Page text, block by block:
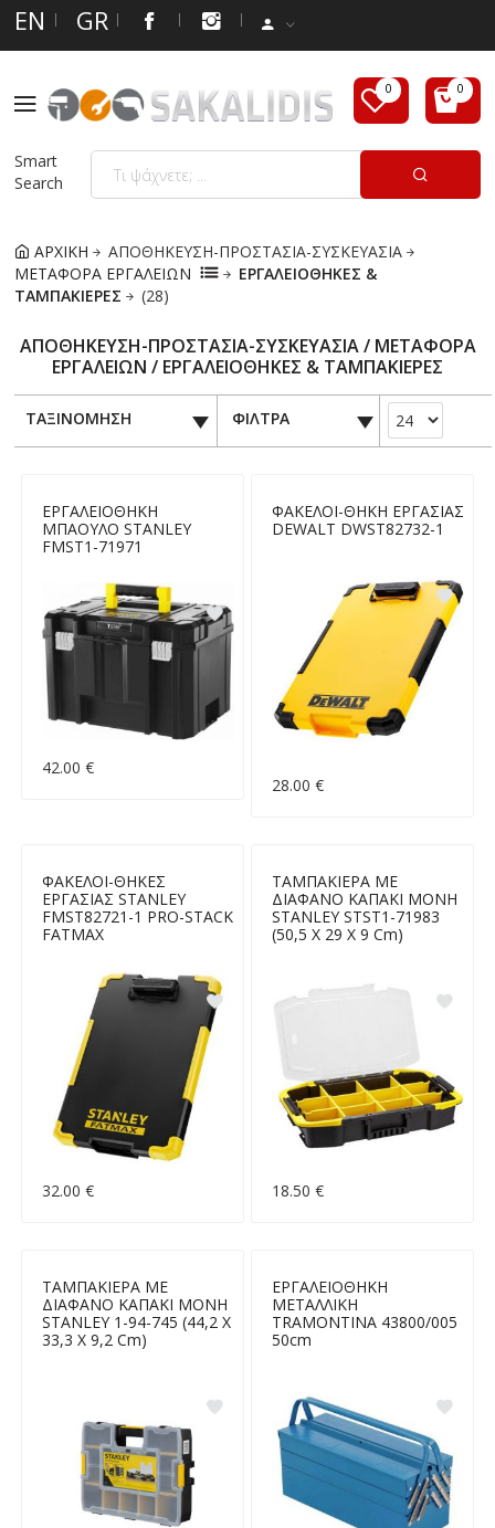
EN GR
Smart
Search
ΑΡΧΙΚΗ
ΑΠΟΘΗΚΕΥΣΗ-ΠΡΟΣΤΑΣΙΑ-ΣΥΣΚΕΥΑΣΙΑ
ΜΕΤΑΦΟΡΑ ΕΡΓΑΛΕΙΩΝ
ΕΡΓΑΛΕΙΟΘΗΚΕΣ &
ΤΑΜΠΑΚΙΕΡΕΣ
(28)
ΑΠΟΘΗΚΕΥΣΗ-ΠΡΟΣΤΑΣΙΑ-ΣΥΣΚΕΥΑΣΙΑ / ΜΕΤΑΦΟΡΑ
ΕΡΓΑΛΕΙΩΝ / ΕΡΓΑΛΕΙΟΘΗΚΕΣ & ΤΑΜΠΑΚΙΕΡΕΣ
ΤΑΞΙΝΟΜΗΣΗ ΦΙΛΤΡΑ
ΕΡΓΑΛΕΙΟΘΗΚΗ
ΜΠΑΟΥΛΟ STANLEY
FMST1-71971
42.00 €
ΦΑΚΕΛΟΙ-ΘΗΚΗ ΕΡΓΑΣΙΑΣ
DEWALT DWST82732-1
28.00 €
ΦΑΚΕΛΟΙ-ΘΗΚΕΣ
ΕΡΓΑΣΙΑΣ STANLEY
FMST82721-1 PRO-STACK
FATMAX
32.00 €
ΤΑΜΠΑΚΙΕΡΑ ΜΕ
ΔΙΑΦΑΝΟ ΚΑΠΑΚΙ ΜΟΝΗ
STANLEY STST1-71983
(50,5 X 29 X 9 Cm)
18.50 €
ΤΑΜΠΑΚΙΕΡΑ ΜΕ
ΔΙΑΦΑΝΟ ΚΑΠΑΚΙ ΜΟΝΗ
STANLEY 1-94-745 (44,2 X
33,3 X 9,2 Cm)
ΕΡΓΑΛΕΙΟΘΗΚΗ
ΜΕΤΑΛΛΙΚΗ
TRAMONTINA 43800/005
50cm